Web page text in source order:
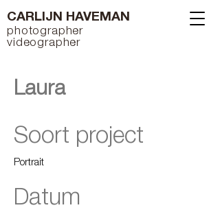
CARLIJN HAVEMAN
photographer
videographer
Laura
Soort project
Portrait
Datum